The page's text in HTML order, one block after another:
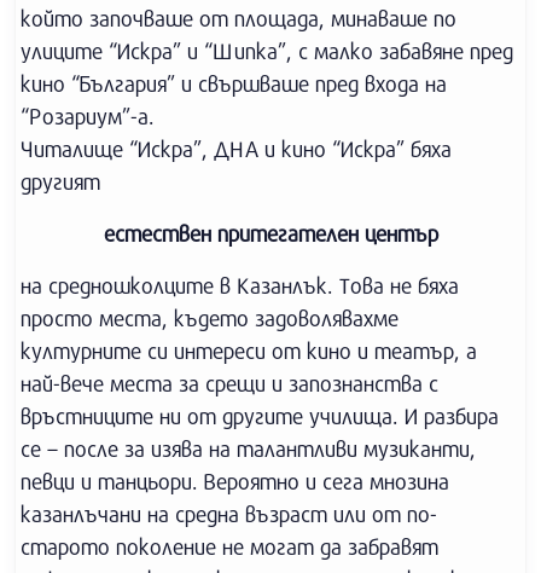
който започваше от площада, минаваше по
улиците “Искра” и “Шипка”, с малко забавяне пред
кино “България” и свършваше пред входа на
“Розариум”-а.
Читалище “Искра”, ДНА и кино “Искра” бяха
другият
естествен притегателен център
на средношколците в Казанлък. Това не бяха
просто места, където задоволявахме
културните си интереси от кино и театър, а
най-вече места за срещи и запознанства с
връстниците ни от другите училища. И разбира
се – после за изява на талантливи музиканти,
певци и танцьори. Вероятно и сега мнозина
казанлъчани на средна възраст или от по-
старото поколение не могат да забравят